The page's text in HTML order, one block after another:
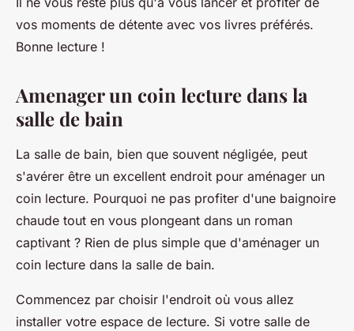
vos moments de détente avec vos livres préférés.
Bonne lecture !
Amenager un coin lecture dans la
salle de bain
La salle de bain, bien que souvent négligée, peut
s'avérer être un excellent endroit pour aménager un
coin lecture. Pourquoi ne pas profiter d'une baignoire
chaude tout en vous plongeant dans un roman
captivant ? Rien de plus simple que d'aménager un
coin lecture dans la salle de bain.
Commencez par choisir l'endroit où vous allez
installer votre espace de lecture. Si votre salle de